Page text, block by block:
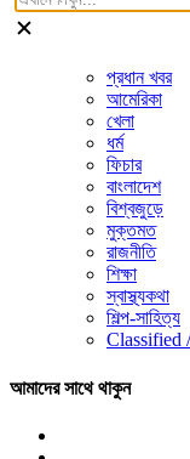
প্রধান খবর
আমেরিকা
খেলা
ধর্ম
ফিচার
বাংলাদেশ
বিশ্বজুড়ে
মুক্তমত
রাজনীতি
শিক্ষা
স্বাস্থ্যকথা
শিল্প-সাহিত্য
Classified /
আমাদের সাথে থাকুন